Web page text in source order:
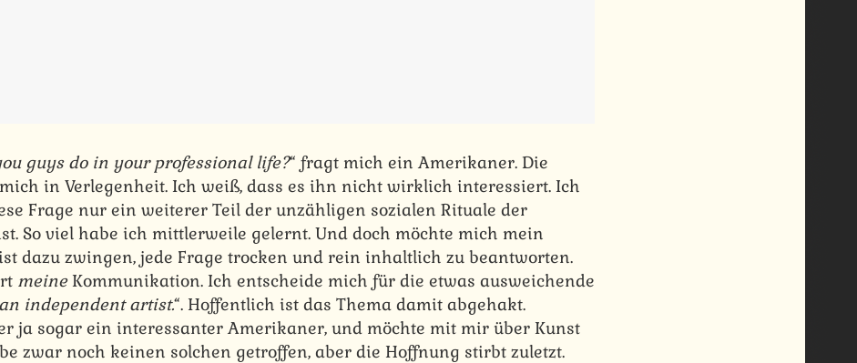
guys do in your professional life?“ fragt mich ein Amerikaner. Die
in Verlegenheit. Ich weiß, dass es ihn nicht wirklich interessiert. Ich
Frage nur ein weiterer Teil der unzähligen sozialen Rituale der
So viel habe ich mittlerweile gelernt. Und doch möchte mich mein
dazu zwingen, jede Frage trocken und rein inhaltlich zu beantworten.
meineKommunikation. Ich entscheide mich für die etwas ausweichende
an independent artist.“. Hoffentlich ist das Thema damit abgehakt.
ja sogar ein interessanter Amerikaner, und möchte mit mir über Kunst
zwar noch keinen solchen getroffen, aber die Hoffnung stirbt zuletzt.